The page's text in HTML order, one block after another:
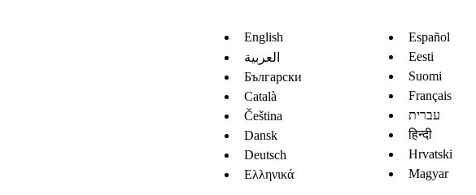
English
العربية
Български
Català
Čeština
Dansk
Deutsch
Ελληνικά
Español
Eesti
Suomi
Français
עברית
हिन्दी
Hrvatski
Magyar